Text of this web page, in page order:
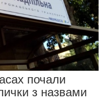
почали
з назвами